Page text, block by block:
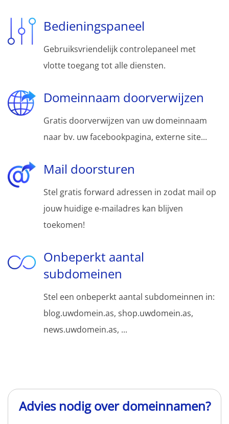
Bedieningspaneel
Gebruiksvriendelijk controlepaneel met
vlotte toegang tot alle diensten.
Domeinnaam doorverwijzen
Gratis doorverwijzen van uw domeinnaam
naar bv. uw facebookpagina, externe site...
Mail doorsturen
Stel gratis forward adressen in zodat mail op
jouw huidige e-mailadres kan blijven
toekomen!
Onbeperkt aantal
subdomeinen
Stel een onbeperkt aantal subdomeinnen in:
blog.uwdomein.as, shop.uwdomein.as,
news.uwdomein.as, ...
Advies nodig over domeinnamen?